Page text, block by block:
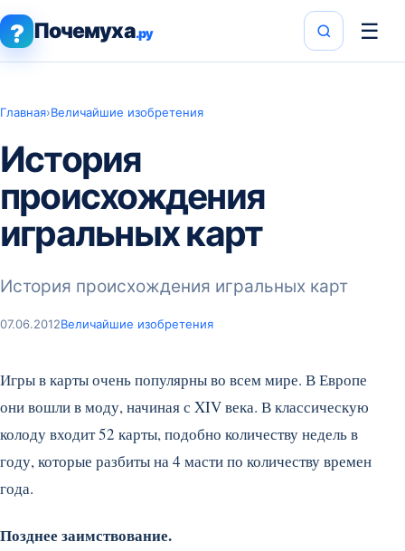
? Почемуха.ру ☰
Главная›Величайшие изобретения
История
происхождения
игральных карт
История происхождения игральных карт
07.06.2012Величайшие изобретения
Игры в карты очень популярны во всем мире. В Европе
они вошли в моду, начиная с XIV века. В классическую
колоду входит 52 карты, подобно количеству недель в
году, которые разбиты на 4 масти по количеству времен
года.
Позднее заимствование.